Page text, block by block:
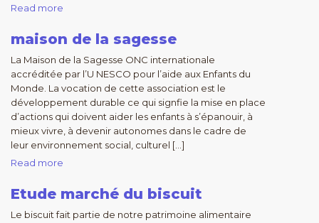
Read more
maison de la sagesse
La Maison de la Sagesse ONC internationale
accréditée par l’U NESCO pour l’aide aux Enfants du
Monde. La vocation de cette association est le
développement durable ce qui signfie la mise en place
d’actions qui doivent aider les enfants à s’épanouir, à
mieux vivre, à devenir autonomes dans le cadre de
leur environnement social, culturel […]
Read more
Etude marché du biscuit
Le biscuit fait partie de notre patrimoine alimentaire